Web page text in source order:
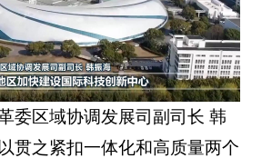
委区域协调发展司副司长 韩
贯之紧扣一体化和高质量两个